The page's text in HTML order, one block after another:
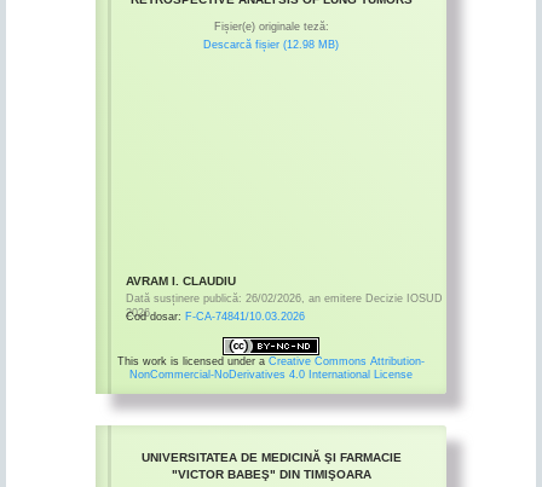
Fișier(e) originale teză:
Descarcă fișier (12.98 MB)
AVRAM I. CLAUDIU
Dată susținere publică: 26/02/2026 an emitere Decizie IOSUD
2026
Cod dosar: F-CA-74841/10.03.2026
This work is licensed under a Creative Commons Attribution-
NonCommercial-NoDerivatives 4.0 International License
UNIVERSITATEA DE MEDICINĂ ŞI FARMACIE
"VICTOR BABEŞ" DIN TIMIŞOARA